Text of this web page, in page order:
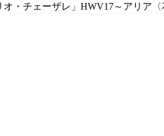
・チェーザレ」HWV17～アリア